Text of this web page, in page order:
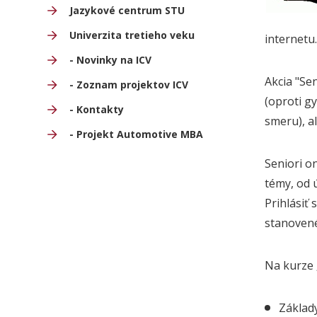
Jazykové centrum STU
Univerzita tretieho veku
- Novinky na ICV
- Zoznam projektov ICV
- Kontakty
- Projekt Automotive MBA
Akcia
(oproti
smeru),
Seniori
témy, od
Prihlásiť
Na kurze